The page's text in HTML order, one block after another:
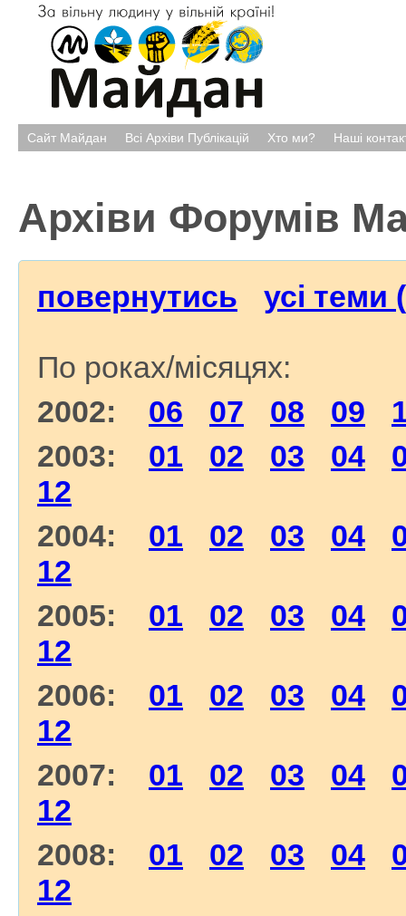
Сайт Майдан Всі Архіви Публікацій Хто ми? Наші
Архіви Форумів
повернутись усі теми
По роках/місяцях:
2002: 06 07 08 09
2003: 01 02 03 04
12
2004: 01 02 03 04
12
2005: 01 02 03 04
12
2006: 01 02 03 04
12
2007: 01 02 03 04
12
2008: 01 02 03 04
12